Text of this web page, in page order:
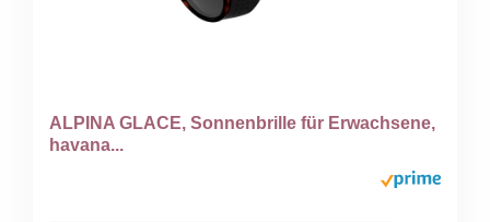
ALPINA GLACE, Sonnenbrille für Erwachsene,
havana...